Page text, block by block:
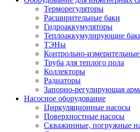
Терморегуляторы
Расширительные баки
Гидроаккумуляторы
Теплоаккумулирующие
ТЭНы
Контрольно-
Труба для теплого пола
Коллекторы
Радиаторы
Запорно-регулирующая
Насосное оборудование
Циркуляционные насосы
Поверхностные насосы
Скважинные, погружные